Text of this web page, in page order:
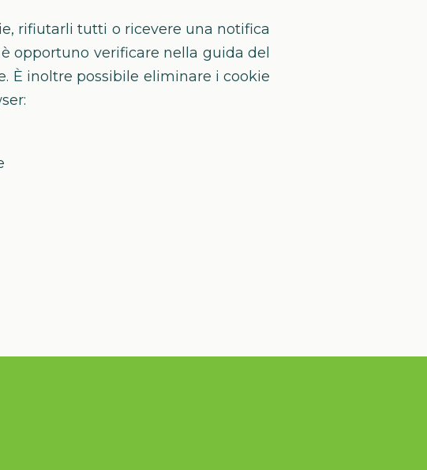
rifiutarli tutti o ricevere una notifica
opportuno verificare nella guida del
È inoltre possibile eliminare i cookie